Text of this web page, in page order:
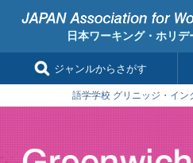
日本ワーキング・ホリ
ジャンルからさがす
語学学校 グリニッジ・イン